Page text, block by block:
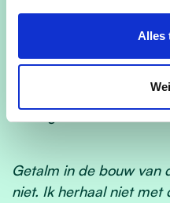
Alles
gehouden dat de
zou behouden worden -
van het
baan geschoven.
Getalm in de bouw van
niet. Ik herhaal niet met